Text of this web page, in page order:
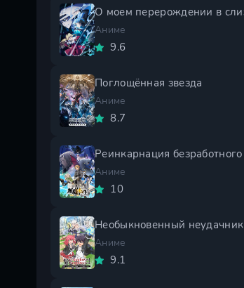
Аниме
9.6
Поглощённая звезда
Аниме
8.7
Аниме
10
Необыкновенный неудачник
Аниме
9.1